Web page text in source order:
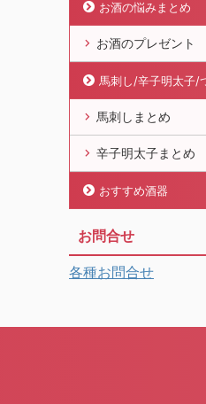
お酒の悩みまとめ
お酒のプレゼント
馬刺し/辛子明太子/
馬刺しまとめ
辛子明太子まとめ
おすすめ酒器
お問合せ
各種お問合せ